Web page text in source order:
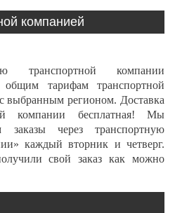
компанией
транспортной компании
общим тарифам транспортной
выбранным регионом. Доставка
компании бесплатная! Мы
заказы через транспортную
каждый вторник и четверг.
свой заказ как можно